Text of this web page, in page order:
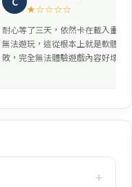
★☆☆☆☆
耐心等了三天，依然卡在載入畫面
無法遊玩，這從根本上就是軟體失
敗，完全無法體驗遊戲內容好壞。